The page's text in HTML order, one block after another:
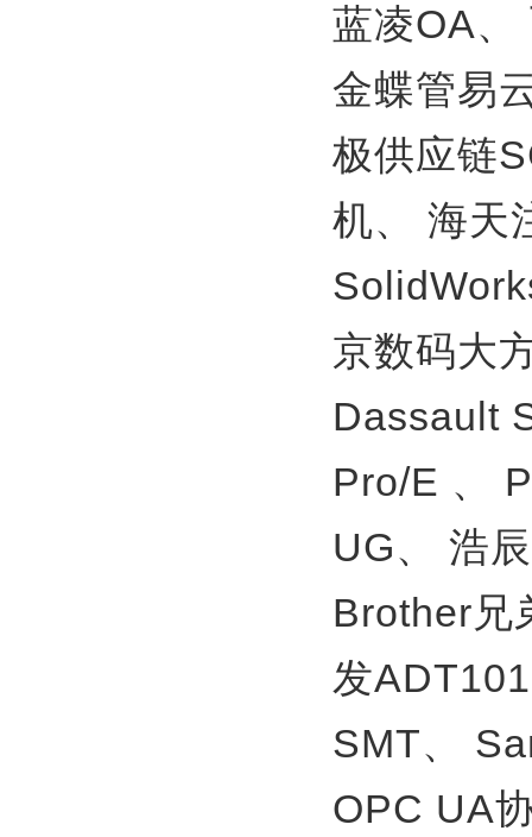
蓝凌OA、
金蝶管易
极供应链
机、
海天
京数码大
Dassault
Pro/E 、
UG、
浩
Brother兄
发
SMT、
OPC UA